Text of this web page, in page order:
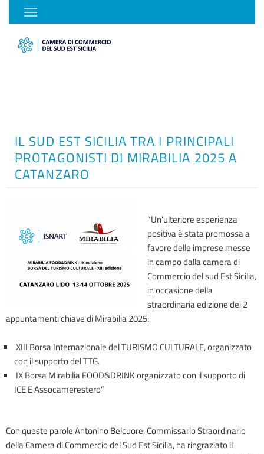
IL SUD EST SICILIA TRA I PRINCIPALI
PROTAGONISTI DI MIRABILIA 2025 A
CATANZARO
“Un’ulteriore esperienza
positiva è stata promossa a
favore delle imprese messe
in campo dalla camera di
Commercio del sud Est Sicilia,
in occasione della
straordinaria edizione dei 2
appuntamenti chiave di Mirabilia 2025:
XIII Borsa Internazionale del TURISMO CULTURALE, organizzato
con il supporto del TTG.
IX Borsa Mirabilia FOOD&DRINK organizzato con il supporto di
ICE E Assocamerestero”
Con queste parole Antonino Belcuore, Commissario Straordinario
della Camera di Commercio del Sud Est Sicilia, ha ringraziato il